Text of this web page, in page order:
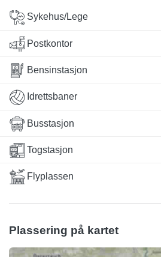
Sykehus/Lege
Postkontor
Bensinstasjon
Idrettsbaner
Busstasjon
Togstasjon
Flyplassen
Plassering på kartet